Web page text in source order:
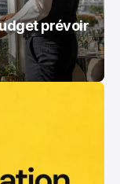
prévoir